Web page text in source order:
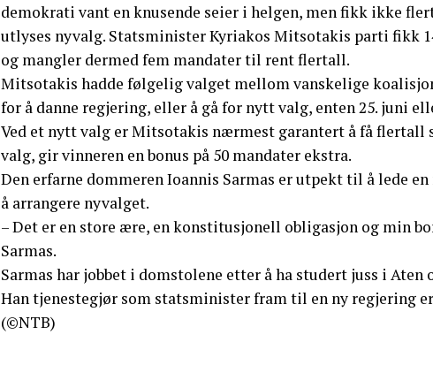
demokrati vant en knusende seier i helgen, men fikk ikke
utlyses nyvalg. Statsminister Kyriakos Mitsotakis parti fikk
og mangler dermed fem mandater til rent flertall.
Mitsotakis hadde følgelig valget mellom vanskelige
for å danne regjering, eller å gå for nytt valg, enten 25. juni
Ved et nytt valg er Mitsotakis nærmest garantert å få flertall
valg, gir vinneren en bonus på 50 mandater ekstra.
Den erfarne dommeren Ioannis Sarmas er utpekt til å lede
å arrangere nyvalget.
– Det er en store ære, en konstitusjonell obligasjon og min
Sarmas.
Sarmas har jobbet i domstolene etter å ha studert juss i
Han tjenestegjør som statsminister fram til en ny regjering
(©NTB)